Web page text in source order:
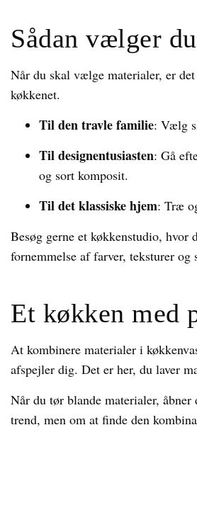
Sådan vælger
Når du skal vælge materialer, er
køkkenet.
Til den travle familie: Vælg
Til designentusiasten: Gå
og sort komposit.
Til det klassiske hjem: Træ
Besøg gerne et køkkenstudio,
fornemmelse af farver, teksturer og
Et køkken med
At kombinere materialer i
afspejler dig. Det er her, du laver
Når du tør blande materialer,
trend, men om at finde den